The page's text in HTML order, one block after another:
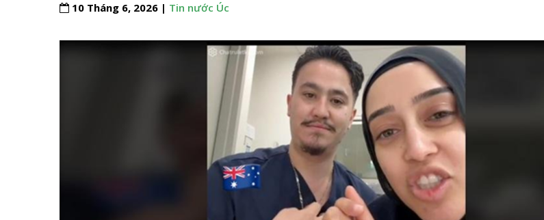
10 Tháng 6, 2026 | Tin nước Úc